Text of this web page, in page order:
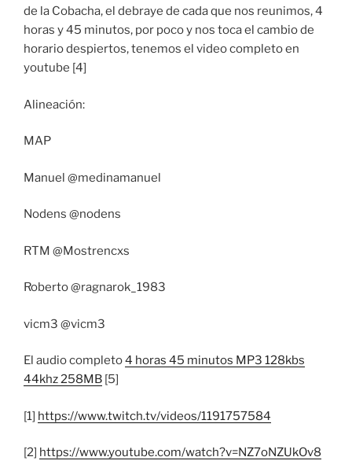
de la Cobacha, el debraye de cada que nos reunimos, 4
horas y 45 minutos, por poco y nos toca el cambio de
horario despiertos, tenemos el video completo en
youtube [4]
Alineación:
MAP
Manuel @medinamanuel
Nodens @nodens
RTM @Mostrencxs
Roberto @ragnarok_1983
vicm3 @vicm3
El audio completo4 horas 45 minutos MP3 128kbs
44khz 258MB [5]
[1] https://www.twitch.tv/videos/1191757584
[2] https://www.youtube.com/watch?v=NZ7oNZUkOv8